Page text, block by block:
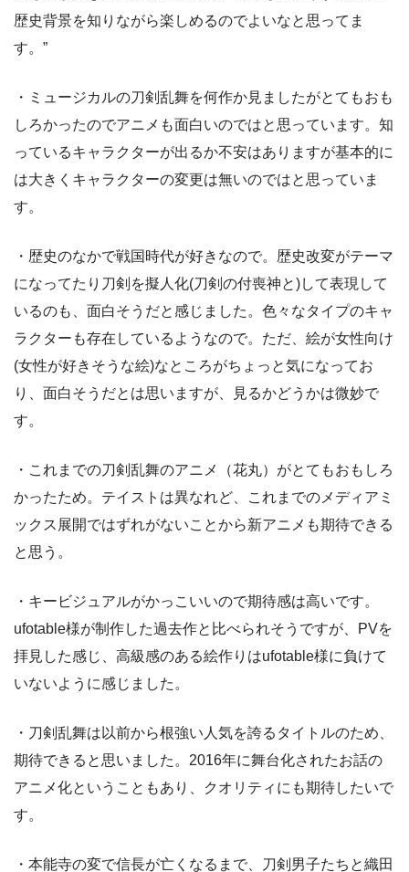
歴史背景を知りながら楽しめるのでよいなと思ってま
す。”
・ミュージカルの刀剣乱舞を何作か見ましたがとてもおも
しろかったのでアニメも面白いのではと思っています。知
っているキャラクターが出るか不安はありますが基本的に
は大きくキャラクターの変更は無いのではと思っていま
す。
・歴史のなかで戦国時代が好きなので。歴史改変がテーマ
になってたり刀剣を擬人化(刀剣の付喪神と)して表現して
いるのも、面白そうだと感じました。色々なタイプのキャ
ラクターも存在しているようなので。ただ、絵が女性向け
(女性が好きそうな絵)なところがちょっと気になってお
り、面白そうだとは思いますが、見るかどうかは微妙で
す。
・これまでの刀剣乱舞のアニメ（花丸）がとてもおもしろ
かったため。テイストは異なれど、これまでのメディアミ
ックス展開ではずれがないことから新アニメも期待できる
と思う。
・キービジュアルがかっこいいので期待感は高いです。
ufotable様が制作した過去作と比べられそうですが、PVを
拝見した感じ、高級感のある絵作りはufotable様に負けて
いないように感じました。
・刀剣乱舞は以前から根強い人気を誇るタイトルのため、
期待できると思いました。2016年に舞台化されたお話の
アニメ化ということもあり、クオリティにも期待したいで
す。
・本能寺の変で信長が亡くなるまで、刀剣男子たちと織田